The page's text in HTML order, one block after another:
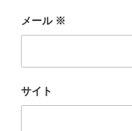
メール ※
サイト